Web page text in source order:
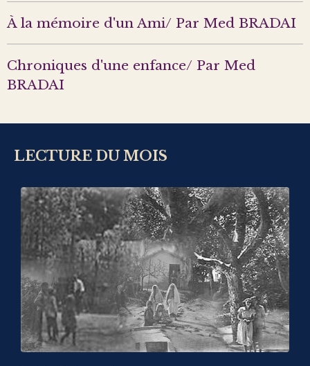
À la mémoire d'un Ami/ Par Med BRADAI
Chroniques d'une enfance/ Par Med
BRADAI
LECTURE DU MOIS